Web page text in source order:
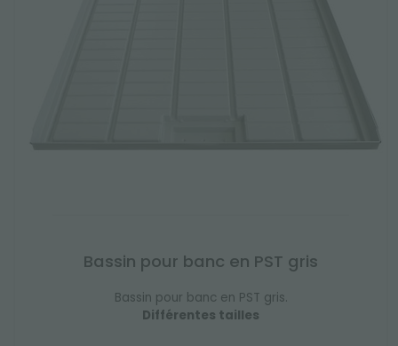
Bassin pour banc en PST gris
Bassin pour banc en PST gris.
Différentes tailles